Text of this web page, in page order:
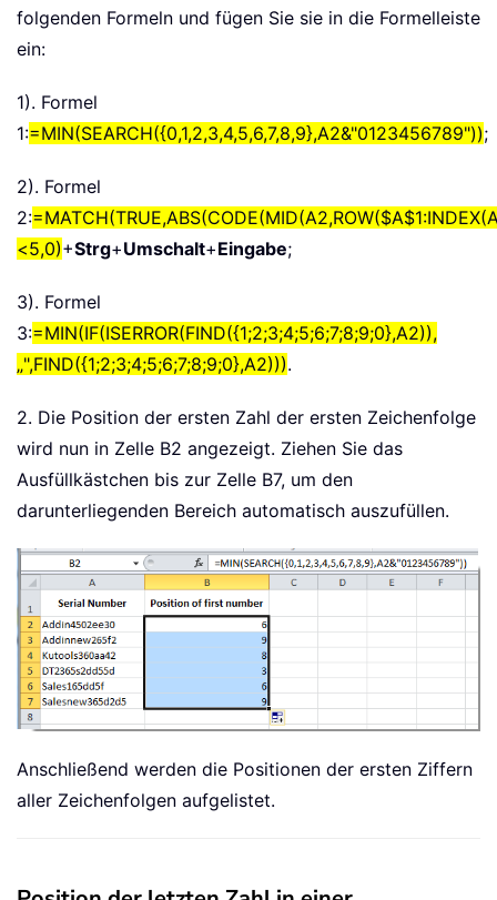
folgenden Formeln und fügen Sie sie in die Formelleiste
ein:
1). Formel
1:=MIN(SEARCH({0,1,2,3,4,5,6,7,8,9},A2&"0123456789"));
2). Formel
2:
<5,0)+Strg+Umschalt+Eingabe;
3). Formel
3:=MIN(IF(ISERROR(FIND({1;2;3;4;5;6;7;8;9;0},A2)),
„",FIND({1;2;3;4;5;6;7;8;9;0},A2))).
2. Die Position der ersten Zahl der ersten Zeichenfolge
wird nun in Zelle B2 angezeigt. Ziehen Sie das
Ausfüllkästchen bis zur Zelle B7, um den
darunterliegenden Bereich automatisch auszufüllen.
Anschließend werden die Positionen der ersten Ziffern
aller Zeichenfolgen aufgelistet.